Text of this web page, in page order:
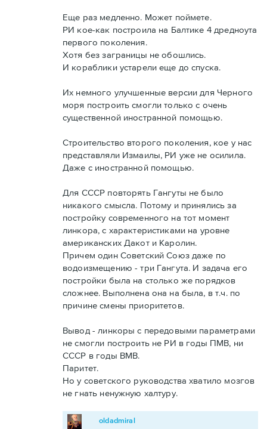
Еще раз медленно. Может поймете.
РИ кое-как построила на Балтике 4 дредноута
первого поколения.
Хотя без заграницы не обошлись.
И кораблики устарели еще до спуска.
Их немного улучшенные версии для Черного
моря построить смогли только с очень
существенной иностранной помощью.
Строительство второго поколения, кое у нас
представляли Измаилы, РИ уже не осилила.
Даже с иностранной помощью.
Для СССР повторять Гангуты не было
никакого смысла. Потому и принялись за
постройку современного на тот момент
линкора, с характеристиками на уровне
американских Дакот и Каролин.
Причем один Советский Союз даже по
водоизмещению - три Гангута. И задача его
постройки была на столько же порядков
сложнее. Выполнена она на была, в т.ч. по
причине смены приоритетов.
Вывод - линкоры с передовыми параметрами
не смогли построить не РИ в годы ПМВ, ни
СССР в годы ВМВ.
Паритет.
Но у советского руководства хватило мозгов
не гнать ненужную халтуру.
oldadmiral